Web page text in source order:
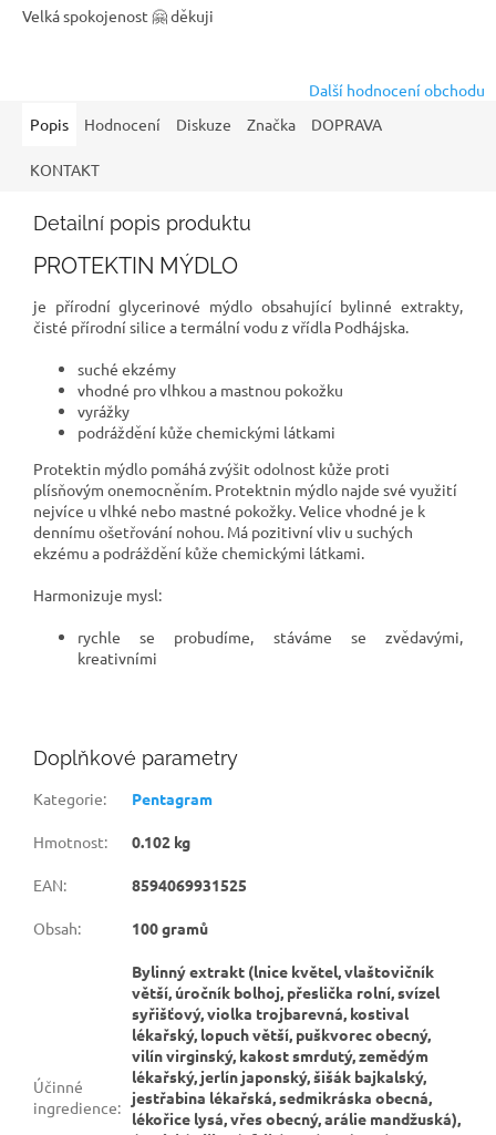
Velká spokojenost 🤗 děkuji
Další hodnocení obchodu
Popis
Hodnocení Diskuze Značka DOPRAVA
KONTAKT
Detailní popis produktu
PROTEKTIN MÝDLO
je přírodní glycerinové mýdlo obsahující bylinné extrakty,
čisté přírodní silice a termální vodu z vřídla Podhájska.
suché ekzémy
vhodné pro vlhkou a mastnou pokožku
vyrážky
podráždění kůže chemickými látkami
Protektin mýdlo pomáhá zvýšit odolnost kůže proti
plísňovým onemocněním. Protektnin mýdlo najde své využití
nejvíce u vlhké nebo mastné pokožky. Velice vhodné je k
dennímu ošetřování nohou. Má pozitivní vliv u suchých
ekzému a podráždění kůže chemickými látkami.
Harmonizuje mysl:
rychle se probudíme, stáváme se zvědavými,
kreativními
Doplňkové parametry
Kategorie: Pentagram
Hmotnost: 0.102 kg
EAN: 8594069931525
Obsah: 100 gramů
Účinné
ingredience:
Bylinný extrakt (lnice květel, vlaštovičník
větší, úročník bolhoj, přeslička rolní, svízel
syřišťový, violka trojbarevná, kostival
lékařský, lopuch větší, puškvorec obecný,
vilín virginský, kakost smrdutý, zemědým
lékařský, jerlín japonský, šišák bajkalský,
jestřabina lékařská, sedmikráska obecná,
lékořice lysá, vřes obecný, arálie mandžuská),